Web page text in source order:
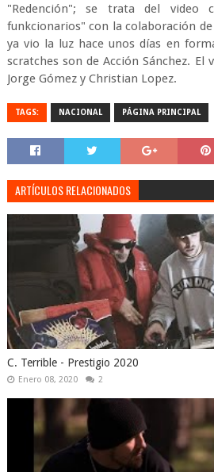
"Redención"; se trata del video
funkcionarios" con la colaboración
ya vio la luz hace unos días en
scratches son de Acción Sánchez. El
Jorge Gómez y Christian Lopez.
TAGS: NACIONAL PÁGINA PRINCIPAL
ARTÍCULOS RELACIONADOS
C. Terrible - Prestigio 2020
Enero 08, 2020 2